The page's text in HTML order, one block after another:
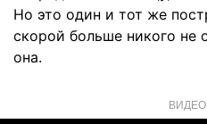
Но это один и тот же
скорой больше никого не
она.